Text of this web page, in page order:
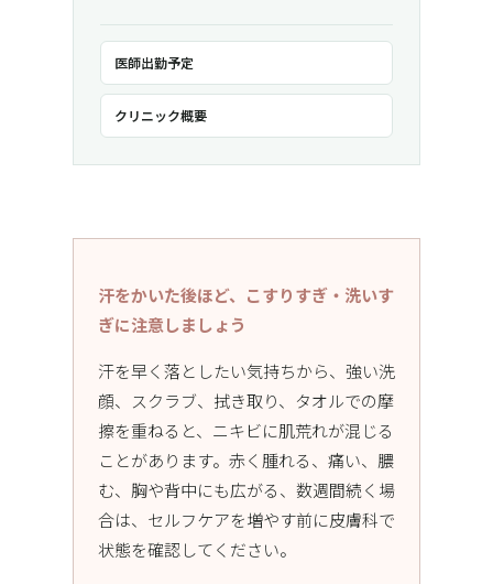
汗をかいた後ほど、こすりすぎ・洗いす
ぎに注意しましょう
汗を早く落としたい気持ちから、強い洗
顔、スクラブ、拭き取り、タオルでの摩
擦を重ねると、ニキビに肌荒れが混じる
ことがあります。赤く腫れる、痛い、膿
む、胸や背中にも広がる、数週間続く場
合は、セルフケアを増やす前に皮膚科で
状態を確認してください。
医師出勤予定
クリニック概要